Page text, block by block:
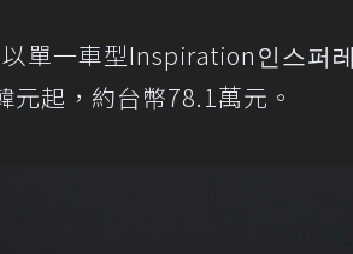
單一車型Inspiration인스퍼
起，約台幣78.1萬元。